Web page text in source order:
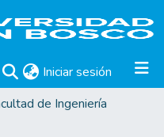
Iniciar sesión (current)
de Ingeniería